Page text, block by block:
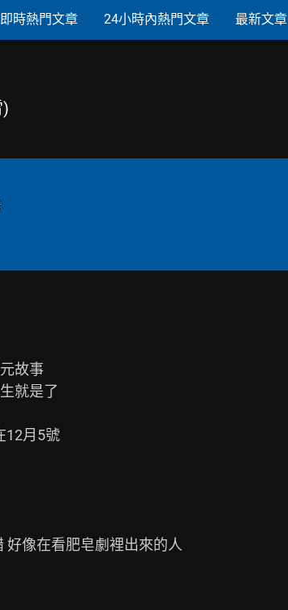
即時熱門文章 24小時內熱門文章 最新文章
故事
就是了
12月5號
好像在看肥皂劇裡出來的人